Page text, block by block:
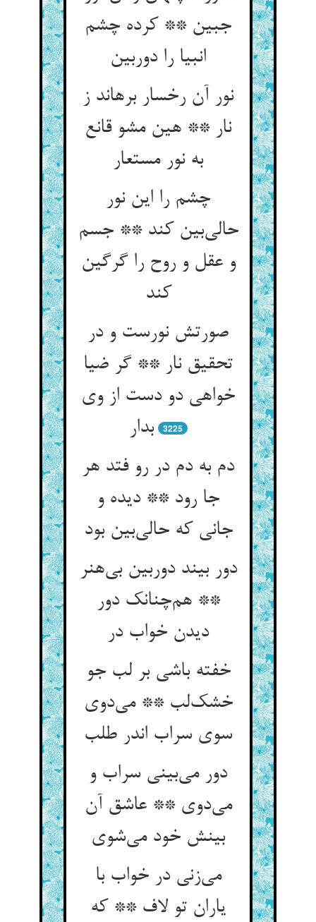
جبین ** کرده چشم
انبیا را دوربین
نور آن رخسار برهاند ز
نار ** هین مشو قانع
به نور مستعار
چشم را این نور
حالی‌بین کند ** جسم
و عقل و روح را گرگین
کند
صورتش نورست و در
تحقیق نار ** گر ضیا
خواهی دو دست از وی
بدار
3225
دم به دم در رو فتد هر
جا رود ** دیده و
جانی که حالی‌بین بود
دور بیند دوربین بی‌هنر
** هم‌چنانک دور
دیدن خواب در
خفته باشی بر لب جو
خشک‌لب ** می‌دوی
سوی سراب اندر طلب
دور می‌بینی سراب و
می‌دوی ** عاشق آن
بینش خود می‌شوی
می‌زنی در خواب با
یاران تو لاف ** که